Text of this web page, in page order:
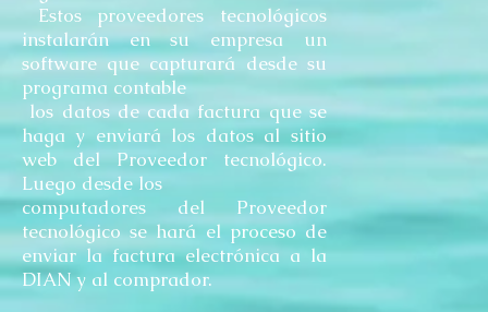
Estos proveedores tecnológicos
instalarán en su empresa un
software que capturará desde su
programa contable
los datos de cada factura que se
haga y enviará los datos al sitio
web del Proveedor tecnológico.
Luego desde los
computadores del Proveedor
tecnológico se hará el proceso de
enviar la factura electrónica a la
DIAN y al comprador.